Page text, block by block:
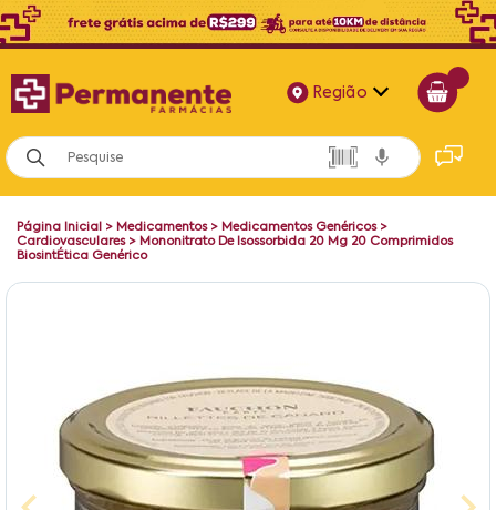
Região
Alagoas
Bahia
Paraíba
Pernambuco
Página Inicial > Medicamentos> Medicamentos Genéricos>
Cardiovasculares> Mononitrato De Isossorbida 20 Mg 20 Comprimidos
BiosintÉtica Genérico